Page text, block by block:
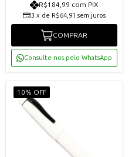
R$184,99 com PIX
3 x de R$64,91 sem juros
COMPRAR
Consulte-nos pelo WhatsApp
10% OFF